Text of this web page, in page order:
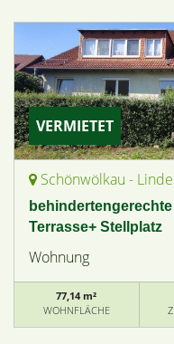
VERMIETET
Schönwölkau -
Terrasse+ Stellplatz
Wohnung
77,14 m²
WOHNFLÄCHE